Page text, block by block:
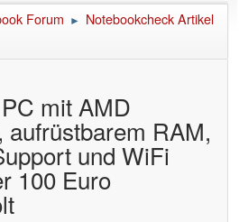
Forum ► Notebookcheck Artikel
mit AMD
aufrüstbarem RAM,
und WiFi
100 Euro